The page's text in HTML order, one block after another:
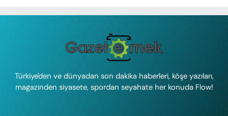
Türkiye'den ve dünyadan son dakika haberleri, köşe yazıları,
magazinden siyasete, spordan seyahate her konuda Flow!